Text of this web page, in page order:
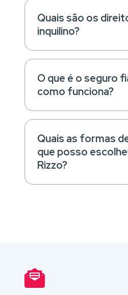
Quais são os
inquilino?
O que é o seguro
como funciona?
Quais as formas
que posso
Rizzo?